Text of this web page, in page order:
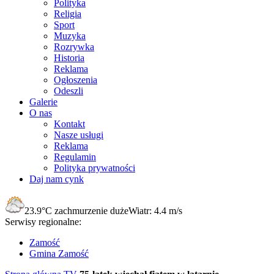
Polityka
Religia
Sport
Muzyka
Rozrywka
Historia
Reklama
Ogłoszenia
Odeszli
Galerie
O nas
Kontakt
Nasze usługi
Reklama
Regulamin
Polityka prywatności
Daj nam cynk
23.9°C zachmurzenie dużeWiatr: 4.4 m/s
Serwisy regionalne:
Zamość
Gmina Zamość